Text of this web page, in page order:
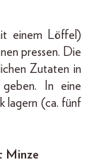
einem Löffel)
pressen. Die
Zutaten in
In eine
lagern (ca. fünf
Minze